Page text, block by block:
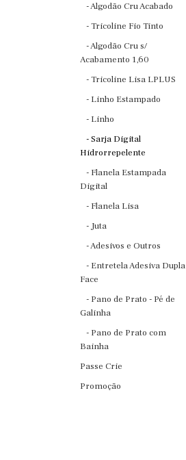
- Algodão Cru Acabado
- Tricoline Fio Tinto
- Algodão Cru s/
Acabamento 1,60
- Tricoline Lisa LPLUS
- Linho Estampado
- Linho
- Sarja Digital
Hidrorrepelente
- Flanela Estampada
Digital
- Flanela Lisa
- Juta
- Adesivos e Outros
- Entretela Adesiva Dupla
Face
- Pano de Prato - Pé de
Galinha
- Pano de Prato com
Bainha
Passe Crie
Promoção